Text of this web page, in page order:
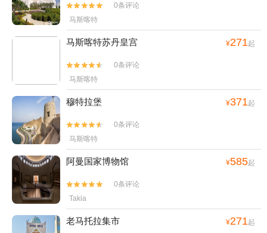


0条评论
马斯喀特
马斯喀特苏丹皇宫 ¥271起


0条评论
马斯喀特
穆特拉堡 ¥371起


0条评论
马斯喀特
阿曼国家博物馆 ¥585起


0条评论
Takia
老马托拉集市 ¥271起